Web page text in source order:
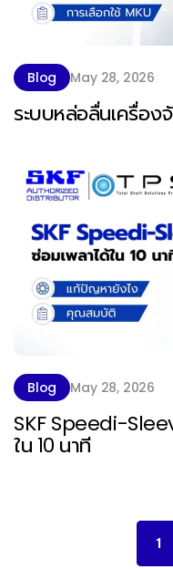
Blog May 28, 2026
ระบบหล่อลื่นเครื่อง
Blog May 28, 2026
SKF Speedi-
ใน 10 นาที
1